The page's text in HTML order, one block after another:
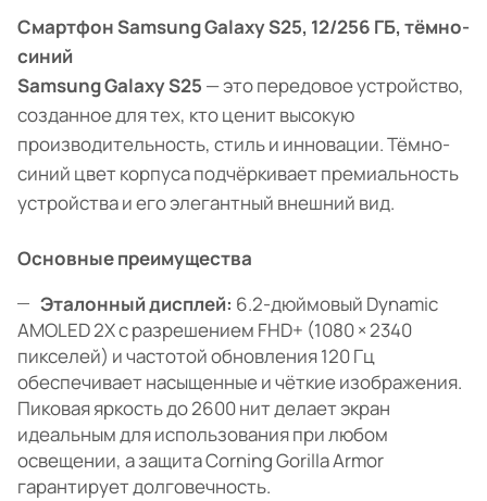
Смартфон Samsung Galaxy S25, 12/256 ГБ, тёмно-
синий
Samsung Galaxy S25 — это передовое устройство,
созданное для тех, кто ценит высокую
производительность, стиль и инновации. Тёмно-
синий цвет корпуса подчёркивает премиальность
устройства и его элегантный внешний вид.
Основные преимущества
Эталонный дисплей: 6.2-дюймовый Dynamic
AMOLED 2X с разрешением FHD+ (1080 × 2340
пикселей) и частотой обновления 120 Гц
обеспечивает насыщенные и чёткие изображения.
Пиковая яркость до 2600 нит делает экран
идеальным для использования при любом
освещении, а защита Corning Gorilla Armor
гарантирует долговечность.